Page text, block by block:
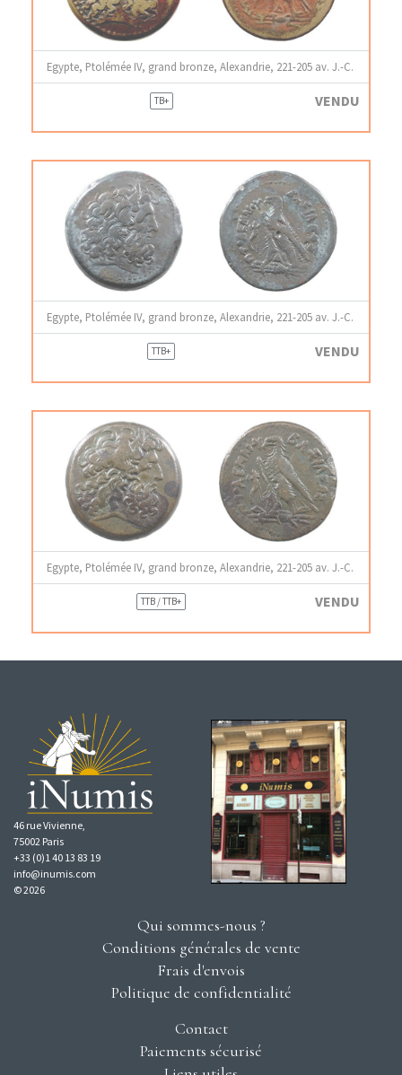
Egypte, Ptolémée IV, grand bronze, Alexandrie, 221-205 av. J.-C.
TB+ VENDU
Egypte, Ptolémée IV, grand bronze, Alexandrie, 221-205 av. J.-C.
TTB+ VENDU
Egypte, Ptolémée IV, grand bronze, Alexandrie, 221-205 av. J.-C.
TTB / TTB+ VENDU
46 rue Vivienne,
75002 Paris
+33 (0)1 40 13 83 19
info@inumis.com
© 2026
Qui sommes-nous ?
Conditions générales de vente
Frais d'envois
Politique de confidentialité
Contact
Paiements sécurisé